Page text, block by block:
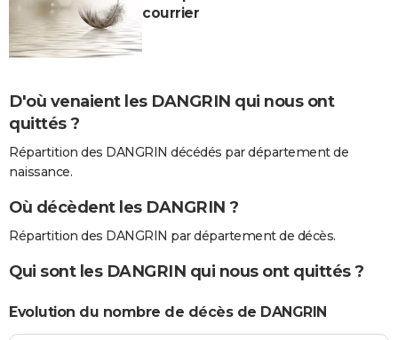
courrier
D'où venaient les DANGRIN qui nous ont
quittés ?
Répartition des DANGRIN décédés par département de
naissance.
Où décèdent les DANGRIN ?
Répartition des DANGRIN par département de décès.
Qui sont les DANGRIN qui nous ont quittés ?
Evolution du nombre de décès de DANGRIN